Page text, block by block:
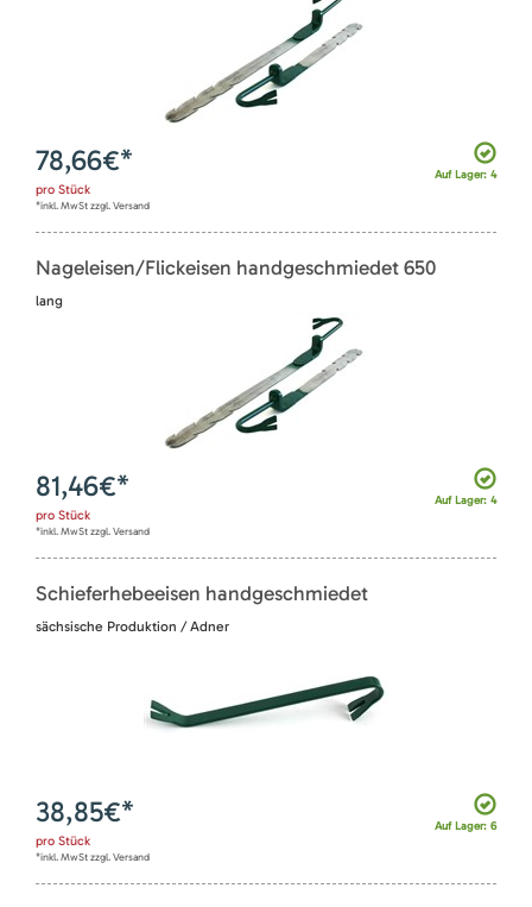
Auf Lager: 4
78,66€*
pro Stück
*inkl. MwSt zzgl. Versand
Nageleisen/Flickeisen handgeschmiedet 650
lang
Auf Lager: 4
81,46€*
pro Stück
*inkl. MwSt zzgl. Versand
Schieferhebeeisen handgeschmiedet
sächsische Produktion / Adner
Auf Lager: 6
38,85€*
pro Stück
*inkl. MwSt zzgl. Versand